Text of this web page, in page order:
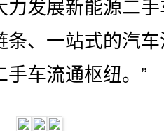
力发展新能源二
条、一站式的汽
车流通枢纽。”